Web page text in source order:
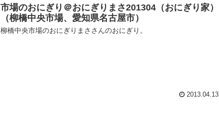
市場のおにぎり＠おにぎりまさ201304（おにぎり家）
（柳橋中央市場、愛知県名古屋市）
柳橋中央市場のおにぎりまささんのおにぎり。
2013.04.13